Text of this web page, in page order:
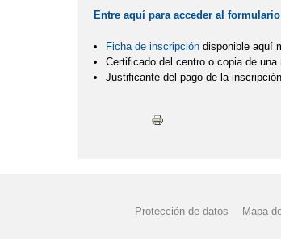
Entre aquí para acceder al
Ficha de inscripción disponible aquí
Certificado del centro o copia de
Justificante del pago de la
Protección de datos Mapa